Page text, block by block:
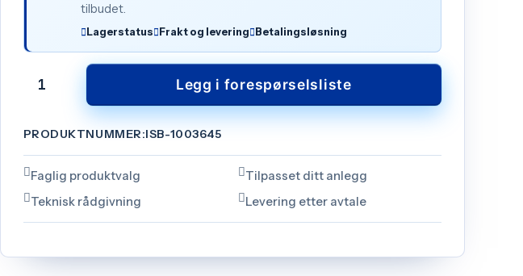
tilbudet.
Lagerstatus Frakt og levering Betalingsløsning
Frittstående
Garderobebenker
antall
Legg i forespørselsliste
PRODUKTNUMMER:ISB-1003645
Faglig produktvalg
Tilpasset ditt anlegg
Teknisk rådgivning
Levering etter avtale